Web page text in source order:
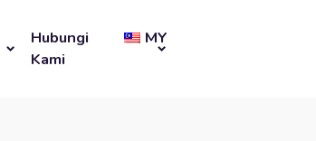
Hubungi
Kami
MY